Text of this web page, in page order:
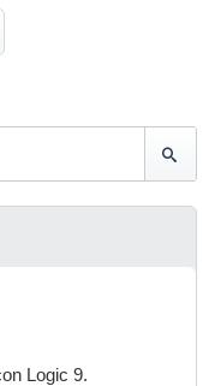
Logic 9.